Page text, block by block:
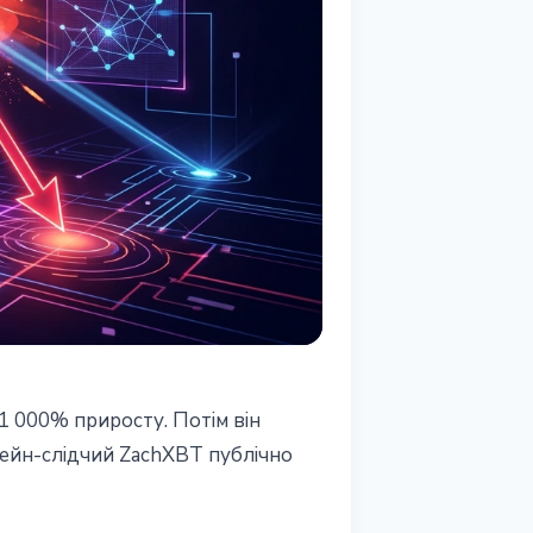
000% приросту. Потім він
слідчий ZachXBT публічно